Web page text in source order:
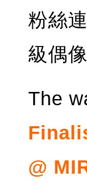
粉絲
級偶
The
@